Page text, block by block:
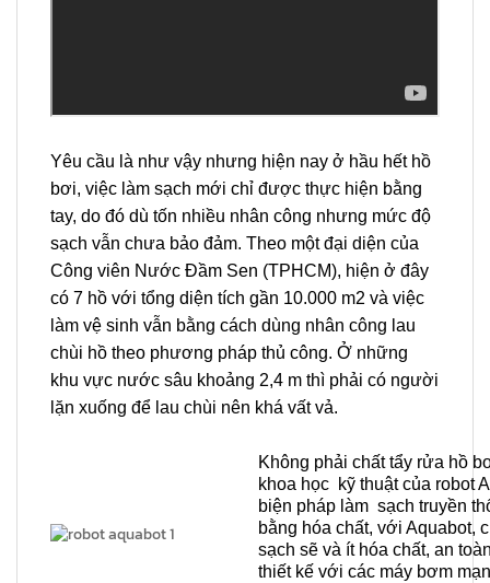
Yêu cầu là như vậy nhưng hiện nay ở hầu hết hồ
bơi, việc làm sạch mới chỉ được thực hiện bằng
tay, do đó dù tốn nhiều nhân công nhưng mức độ
sạch vẫn chưa bảo đảm. Theo một đại diện của
Công viên Nước Đầm Sen (TPHCM), hiện ở đây
có 7 hồ với tổng diện tích gần 10.000 m2 và việc
làm vệ sinh vẫn bằng cách dùng nhân công lau
chùi hồ theo phương pháp thủ công. Ở những
khu vực nước sâu khoảng 2,4 m thì phải có người
lặn xuống để lau chùi nên khá vất vả.
Không phải chất tẩy rửa hồ
khoa học kỹ thuật của robot
biện pháp làm sạch truyền
bằng hóa chất, với Aquabot,
sạch sẽ và ít hóa chất, an
thiết kế với các máy bơm